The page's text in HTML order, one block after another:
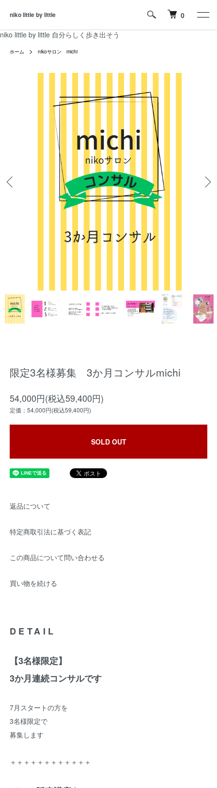
niko little by little 自分らしく歩き出そう
niko little by little 0
ホーム nikoサロン michi
限定3名様募集 3か月コンサルmichi
54,000円(税込59,400円)
定価：54,000円(税込59,400円)
SOLD OUT
返品について
特定商取引法に基づく表記
この商品について問い合わせる
買い物を続ける
DETAIL
【3名様限定】
3か月連続コンサルです
7月スタートの方を
3名様限定で
募集します
＋＋＋＋＋＋＋＋＋＋＋＋